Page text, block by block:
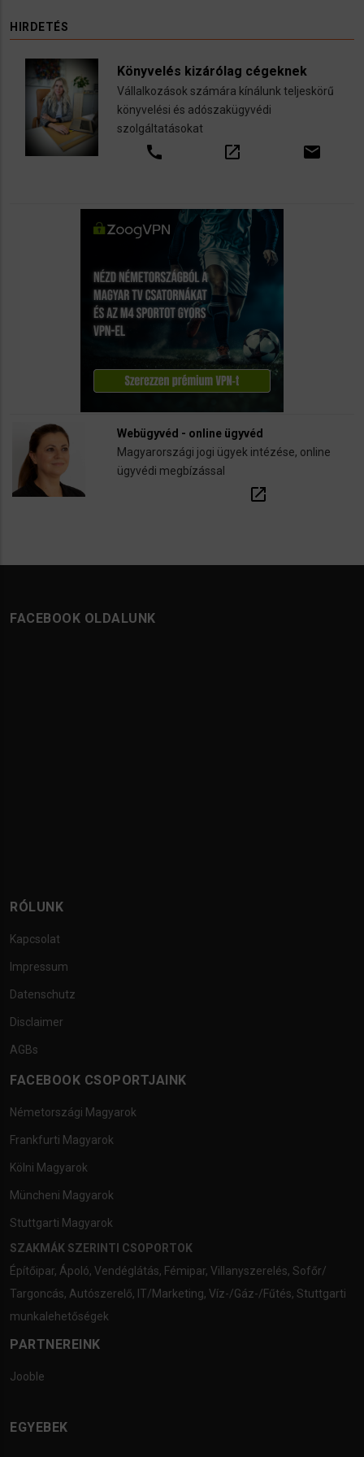
HIRDETÉS
Könyvelés kizárólag cégeknek
Vállalkozások számára kínálunk teljeskörű
könyvelési és adószakügyvédi
szolgáltatásokat
call open_in_new email
Webügyvéd - online ügyvéd
Magyarországi jogi ügyek intézése, online
ügyvédi megbízással
open_in_new
FACEBOOK OLDALUNK
RÓLUNK
Kapcsolat
Impressum
Datenschutz
Disclaimer
AGBs
FACEBOOK CSOPORTJAINK
Németországi Magyarok
Frankfurti Magyarok
Kölni Magyarok
Müncheni Magyarok
Stuttgarti Magyarok
SZAKMÁK SZERINTI CSOPORTOK
Építőipar, Ápoló, Vendéglátás, Fémipar, Villanyszerelés, Sofőr/
Targoncás, Autószerelő, IT/Marketing, Víz-/Gáz-/Fűtés, Stuttgarti
munkalehetőségek
PARTNEREINK
Jooble
EGYEBEK